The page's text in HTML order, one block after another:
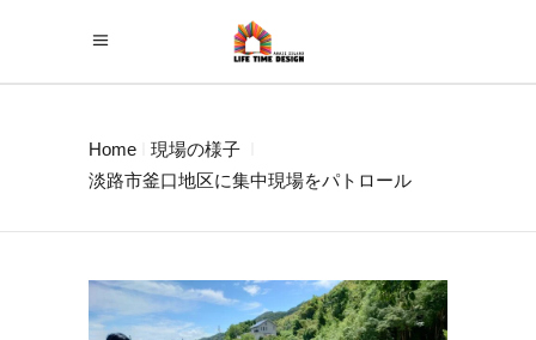
Home
現場の様子
淡路市釜口地区に集中現場をパトロール